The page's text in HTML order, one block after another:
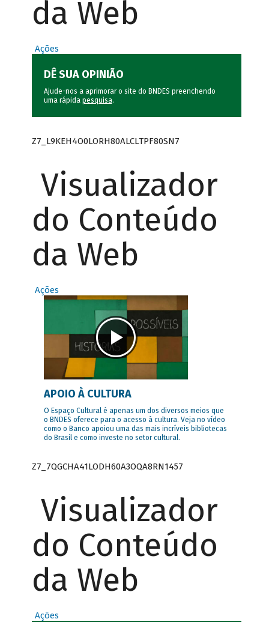
da Web
Ações
DÊ SUA OPINIÃO
Ajude-nos a aprimorar o site do BNDES preenchendo
uma rápida pesquisa.
Z7_L9KEH4O0LORH80ALCLTPF80SN7
Visualizador
do Conteúdo
da Web
Ações
APOIO À CULTURA
O Espaço Cultural é apenas um dos diversos meios que
o BNDES oferece para o acesso à cultura. Veja no vídeo
como o Banco apoiou uma das mais incríveis bibliotecas
do Brasil e como investe no setor cultural.
Z7_7QGCHA41LODH60A3OQA8RN1457
Visualizador
do Conteúdo
da Web
Ações